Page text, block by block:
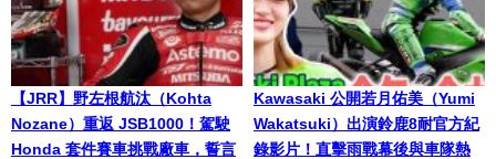
【JRR】野左根航汰（Kohta
Nozane）重返 JSB1000！駕駛
Honda 套件賽車挑戰廠車，誓言
Kawasaki 公開若月佑美（Yumi
Wakatsuki）出演鈴鹿8耐官方紀
錄影片！直擊雨戰幕後與車隊熱